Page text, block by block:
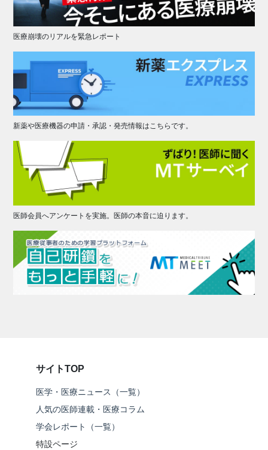
医療崩壊のリアルを緊急レポート
新薬や医療機器の申請・承認・発売情報はこちらです。
医師会員へアンケートを実施。医師の本音に迫ります。
サイトTOP
医学・医療ニュース（一覧）
人気の医師連載・医療コラム
学会レポート（一覧）
特設ページ